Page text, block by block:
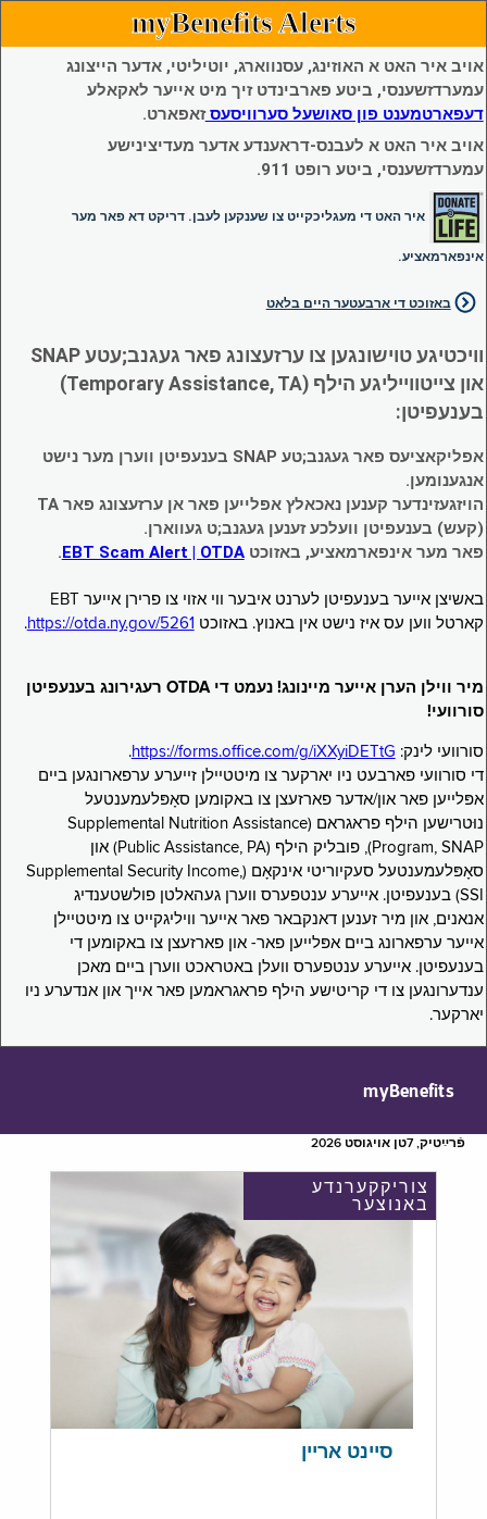
myBenefits Alerts
אויב איר האט א האוזינג, עסנווארג, יוטיליטי, אדער הייצונג
עמערדזשענסי, ביטע פארבינדט זיך מיט אייער לאקאלע
דעפארטמענט פון סאושעל סערוויסעסזאפארט.
אויב איר האט א לעבנס-דראענדע אדער מעדיצינישע
עמערדזשענסי, ביטע רופט 911.
איר האט די מעגליכקייט צו שענקען לעבן. דריקט דא פאר מער
אינפארמאציע.
באזוכט די ארבעטער היים בלאט
וויכטיגע טוישונגען צו ערזעצונג פאר געגנב;עטע SNAP
און צייטווייליגע הילף (Temporary Assistance, TA)
בענעפיטן:
אפליקאציעס פאר געגנב;טע SNAP בענעפיטן ווערן מער נישט
אנגענומען.
הויזגעזינדער קענען נאכאלץ אפּלייען פאר אן ערזעצונג פאר TA
(קעש) בענעפיטן וועלכע זענען געגנב;ט געווארן.
פאר מער אינפארמאציע, באזוכטEBT Scam Alert | OTDA
.
באשיצן אייער בענעפיטן לערנט איבער ווי אזוי צו פרירן אייער EBT
קארטל ווען עס איז נישט אין באנוץ. באזוכט https://otda.ny.gov/5261
.
מיר ווילן הערן אייער מיינונג! נעמט די OTDA רעגירונג בענעפיטן
סורוועי!
סורוועי לינק: https://forms.office.com/g/iXXyiDETtG
.
די סורוועי פארבעט ניו יארקער צו מיטטיילן זייערע ערפארונגען ביים
אפּלייען פאר און/אדער פארזעצן צו באקומען סאָפּלעמענטעל
נוּטרישען הילף פראגראם (Supplemental Nutrition Assistance
Program, SNAP), פובליק הילף (Public Assistance, PA) און
סאָפּלעמענטעל סעקיוריטי אינקאָם (Supplemental Security Income,
SSI) בענעפיטן. אייערע ענטפערס ווערן געהאלטן פולשטענדיג
אנאנים, און מיר זענען דאנקבאר פאר אייער וויליגקייט צו מיטטיילן
אייער ערפארונג ביים אפּלייען פאר- און פארזעצן צו באקומען די
בענעפיטן. אייערע ענטפערס וועלן באטראכט ווערן ביים מאכן
ענדערונגען צו די קריטישע הילף פראגראמען פאר אייך און אנדערע ניו
יארקער.
myBenefits
פֿרײַטיק, 7טן אויגוסט 2026
צוריקקערנדע
באנוצער
סיינט אריין